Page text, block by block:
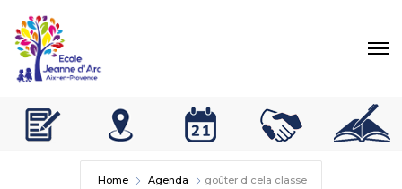
Home Agenda
goûter d cela classe